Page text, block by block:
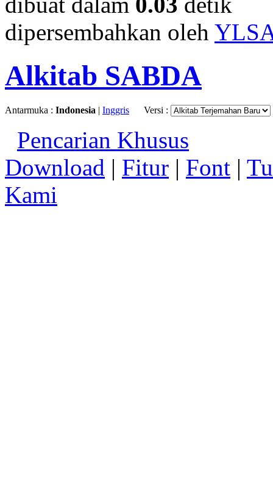
dipersembahkan oleh
Alkitab SABDA
Antarmuka : Indonesia | Inggris Versi :
Pencarian Khusus
Download | Fitur | Font |
Kami